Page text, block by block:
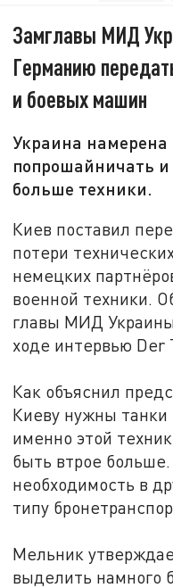
Замглавы МИД
Германию
и боевых машин
Украина
попрошайничать
больше техники.
Киев поставил
потери
немецких
военной техники.
главы МИД
ходе интервью Der
Как объяснил
Киеву нужны
именно этой
быть втрое
необходимость в
типу
Мельник
выделить намного